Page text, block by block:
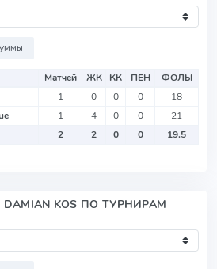
Матчей ЖК КК ПЕН
ФОЛЫ
1 0 0 0
18
1 4 0 0
21
2 2 0 0 19.5
KOS ПО ТУРНИРАМ